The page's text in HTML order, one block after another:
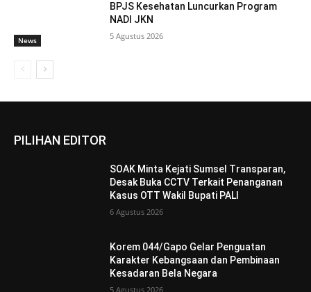
News
BPJS Kesehatan Luncurkan Program
NADI JKN
5 Agustus 2026
PILIHAN EDITOR
SOAK Minta Kejati Sumsel Transparan,
Desak Buka CCTV Terkait Penanganan
Kasus OTT Wakil Bupati PALI
6 Agustus 2026
Korem 044/Gapo Gelar Penguatan
Karakter Kebangsaan dan Pembinaan
Kesadaran Bela Negara
5 Agustus 2026